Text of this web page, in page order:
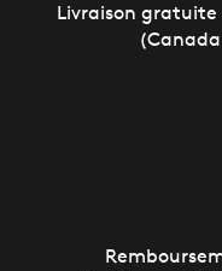
Livraison gratuite